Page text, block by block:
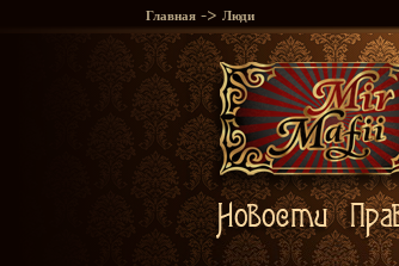
Главная -> Люди